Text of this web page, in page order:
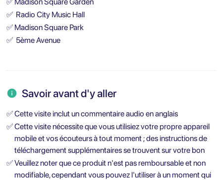
✅ Radio City Music Hall
✅ Madison Square Park
✅ 5ème Avenue
Savoir avant d'y aller
✅Cette visite inclut un commentaire audio en anglais
✅Cette visite nécessite que vous utilisiez votre propre appareil
mobile et vos écouteurs à tout moment ; des instructions de
téléchargement supplémentaires se trouvent sur votre bon
✅Veuillez noter que ce produit n'est pas remboursable et non
modifiable, cependant vous pouvez l'utiliser à un moment qui